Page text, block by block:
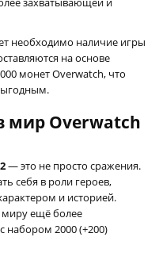
необходимо наличие игры
на основе
монет Overwatch, что
мир Overwatch
— это не просто сражения.
себя в роли героев,
и историей.
миру ещё более
2000 (+200)